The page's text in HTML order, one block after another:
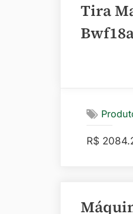
Tira
R$